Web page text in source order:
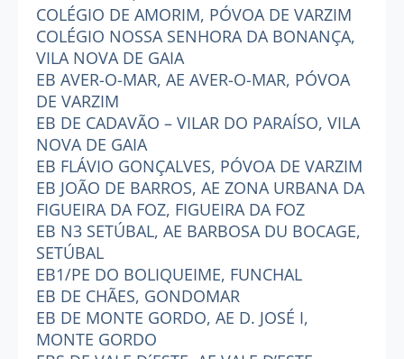
COLÉGIO DE AMORIM, PÓVOA DE VARZIM
COLÉGIO NOSSA SENHORA DA BONANÇA,
VILA NOVA DE GAIA
EB AVER-O-MAR, AE AVER-O-MAR, PÓVOA
DE VARZIM
EB DE CADAVÃO – VILAR DO PARAÍSO, VILA
NOVA DE GAIA
EB FLÁVIO GONÇALVES, PÓVOA DE VARZIM
EB JOÃO DE BARROS, AE ZONA URBANA DA
FIGUEIRA DA FOZ, FIGUEIRA DA FOZ
EB N3 SETÚBAL, AE BARBOSA DU BOCAGE,
SETÚBAL
EB1/PE DO BOLIQUEIME, FUNCHAL
EB DE CHÃES, GONDOMAR
EB DE MONTE GORDO, AE D. JOSÉ I,
MONTE GORDO